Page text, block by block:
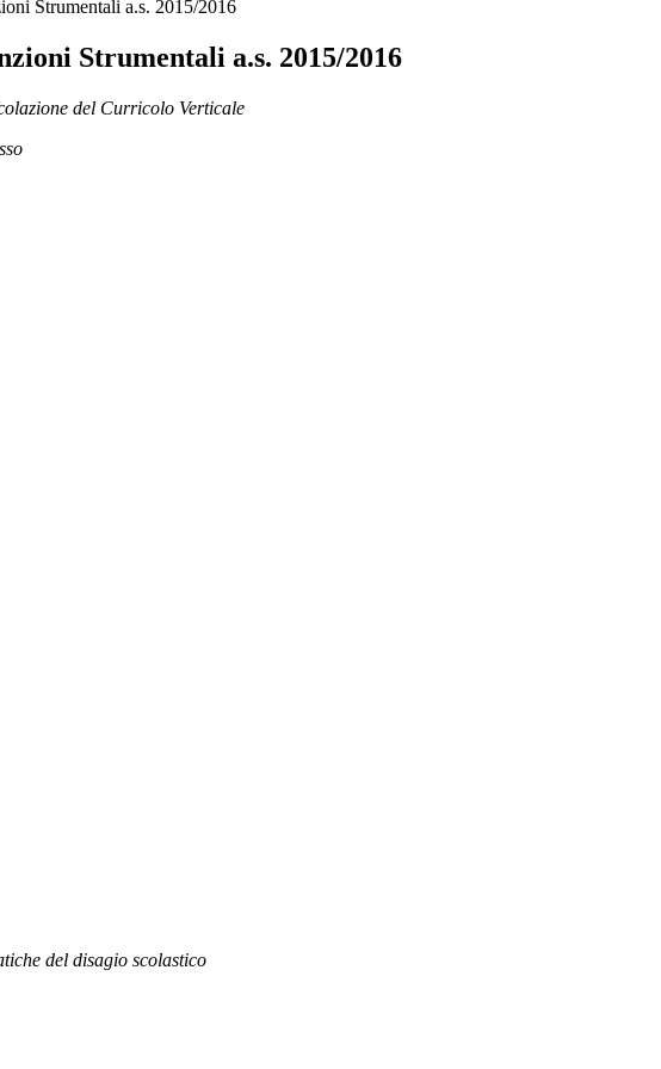
Strumentali a.s. 2015/2016
Strumentali a.s. 2015/2016
del Curricolo Verticale
del disagio scolastico